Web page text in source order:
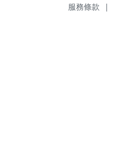
服務條款 |